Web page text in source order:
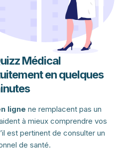
Médical
en quelques
ligne ne remplacent pas un
à mieux comprendre vos
est pertinent de consulter un
de santé.